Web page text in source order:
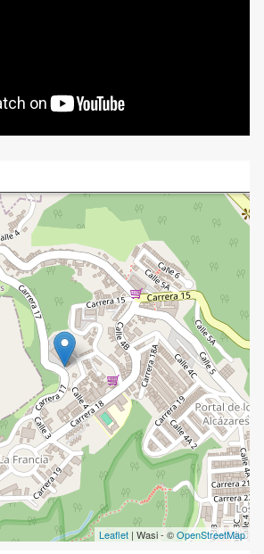
Leaflet | Wasi - ©OpenStreetMap